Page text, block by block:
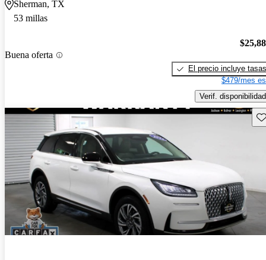
Sherman, TX
53 millas
Buena oferta
El precio incluye tasas
$479/mes
Verif. disponibilidad